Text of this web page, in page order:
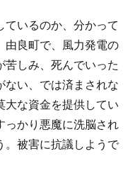
ているのか、分かって
由良町で、風力発電の
苦しみ、死んでいった
ない、では済まされな
大な資金を提供してい
っかり悪魔に洗脳され
。被害に抗議しようで